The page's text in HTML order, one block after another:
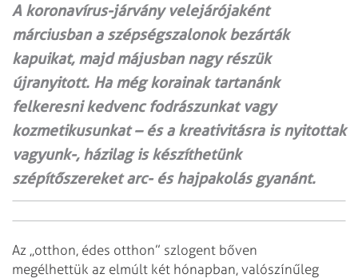
A koronavírus-járvány velejárójaként
márciusban a szépségszalonok bezárták
kapuikat, majd májusban nagy részük
újranyitott. Ha még korainak tartanánk
felkeresni kedvenc fodrászunkat vagy
kozmetikusunkat – és a kreativitásra is nyitottak
vagyunk-, házilag is készíthetünk
szépítőszereket arc- és hajpakolás gyanánt.
Az ,,otthon, édes otthon” szlogent bőven
megélhettük az elmúlt két hónapban, valószínűleg